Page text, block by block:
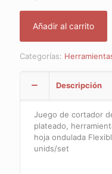
Añadir al carrito
Categorías:
Descripción
Juego de cortador
plateado,
hoja ondulada
unids/set